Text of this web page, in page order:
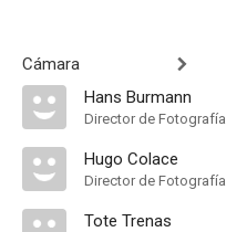
Cámara
Hans Burmann
Director de Fotografía
Hugo Colace
Director de Fotografía
Tote Trenas